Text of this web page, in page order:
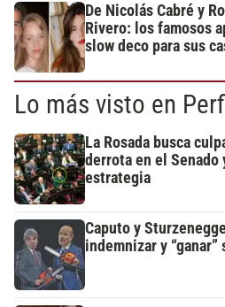
De Nicolás Cabré y
Rivero: los famosos
slow deco para sus
Lo más visto en
La Rosada busca
derrota en el Senado
estrategia
Caputo y
indemnizar y